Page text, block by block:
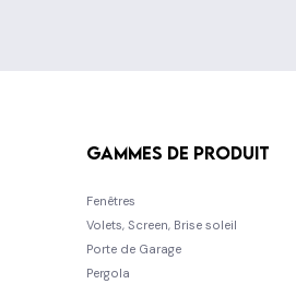
Gammes de produit
Fenêtres
Volets, Screen, Brise soleil
Porte de Garage
Pergola